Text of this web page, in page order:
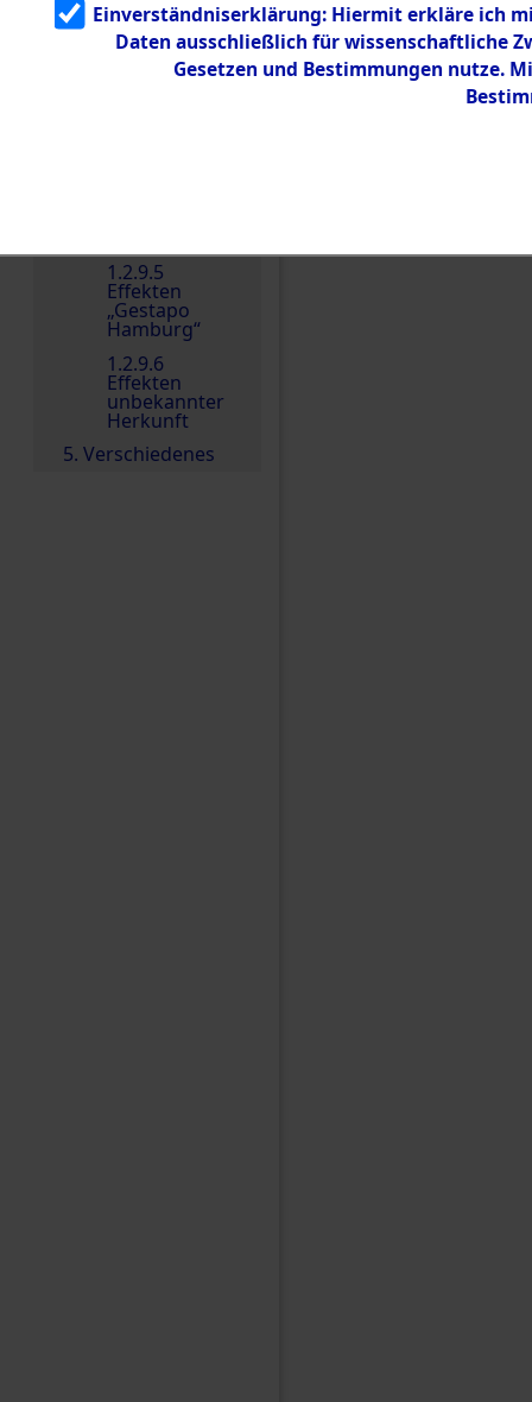
Dokument
e
1.2.9.5
Effekten
„Gestapo
Hamburg“
1.2.9.6
Effekten
unbekannter
Herkunft
5. Verschiedenes
Einverständniserklärung: Hiermit erkläre ich
Daten ausschließlich für wissenschaftliche
Gesetzen und Bestimmungen nutze.